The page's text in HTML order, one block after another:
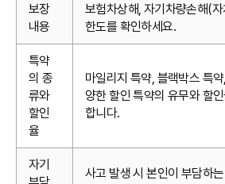
보장
내용
보험차상해, 자기차량손해(
한도를 확인하세요.
특약
의 종
류와
할인
율
마일리지 특약, 블랙박스 특
양한 할인 특약의 유무와 할
합니다.
자기
사고 발생 시 본인이 부담하